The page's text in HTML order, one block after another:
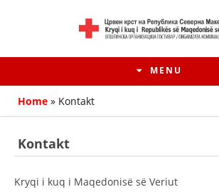
MENU
Home » Kontakt
Kontakt
Kryqi i kuq i Maqedonisë së Veriut